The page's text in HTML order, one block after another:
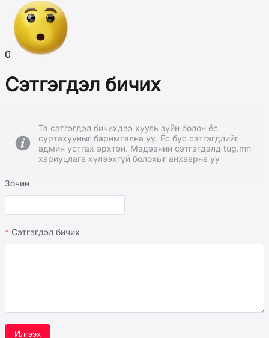
0
Сэтгэгдэл бичих
Та сэтгэгдэл бичихдээ хууль зүйн болон ёс
суртахууныг баримтална уу. Ёс бус сэтгэгдлийг
админ устгах эрхтэй. Мэдээний сэтгэгдэлд tug.mn
хариуцлага хүлээхгүй болохыг анхаарна уу
Зочин
Сэтгэгдэл бичих
Илгээх